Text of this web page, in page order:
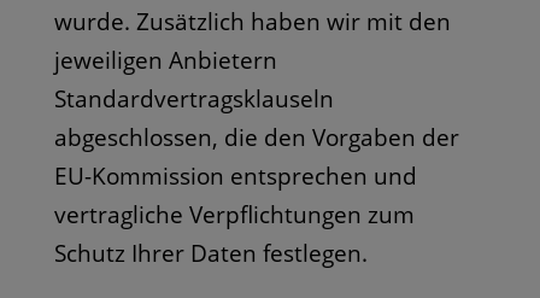
wurde. Zusätzlich haben wir mit den
jeweiligen Anbietern
Standardvertragsklauseln
abgeschlossen, die den Vorgaben der
EU-Kommission entsprechen und
vertragliche Verpflichtungen zum
Schutz Ihrer Daten festlegen.